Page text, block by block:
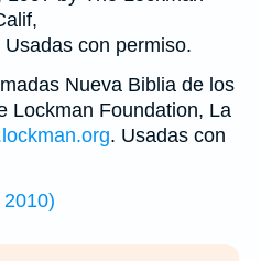
Usadas con permiso.
Nueva Biblia de los
Lockman Foundation, La
. Usadas con